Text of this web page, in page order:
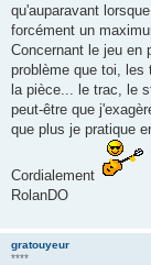
qu'auparavant
forcément un
Concernant le jeu en
problème que toi, les
la pièce... le trac, le
peut-être que
que plus je pratique
Cordialement
RolanDO
gratouyeur
****